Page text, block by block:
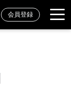
会員登録